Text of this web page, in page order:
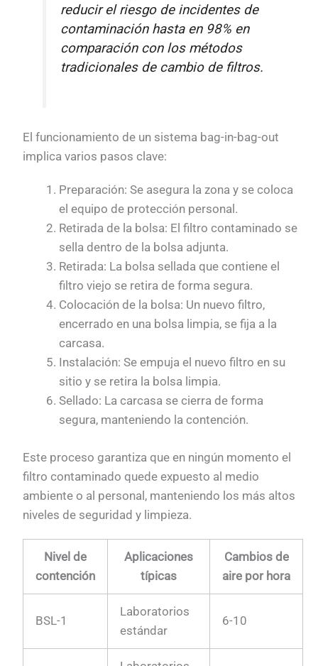
reducir el riesgo de incidentes de
contaminación hasta en 98% en
comparación con los métodos
tradicionales de cambio de filtros.
El funcionamiento de un sistema bag-in-bag-out
implica varios pasos clave:
Preparación: Se asegura la zona y se coloca
el equipo de protección personal.
Retirada de la bolsa: El filtro contaminado se
sella dentro de la bolsa adjunta.
Retirada: La bolsa sellada que contiene el
filtro viejo se retira de forma segura.
Colocación de la bolsa: Un nuevo filtro,
encerrado en una bolsa limpia, se fija a la
carcasa.
Instalación: Se empuja el nuevo filtro en su
sitio y se retira la bolsa limpia.
Sellado: La carcasa se cierra de forma
segura, manteniendo la contención.
Este proceso garantiza que en ningún momento el
filtro contaminado quede expuesto al medio
ambiente o al personal, manteniendo los más altos
niveles de seguridad y limpieza.
Nivel de
contención
Aplicaciones
típicas
Cambios de
aire por hora
BSL-1
Laboratorios
estándar
6-10